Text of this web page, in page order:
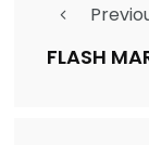
FLASH